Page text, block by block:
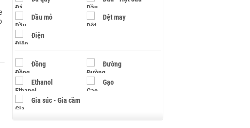
Dầu mỏ Dệt may
Điện
Đồng Đường
Ethanol Gạo
Gia súc - Gia cầm